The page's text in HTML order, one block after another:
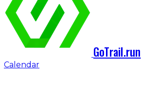
GoTrail.run
Calendar